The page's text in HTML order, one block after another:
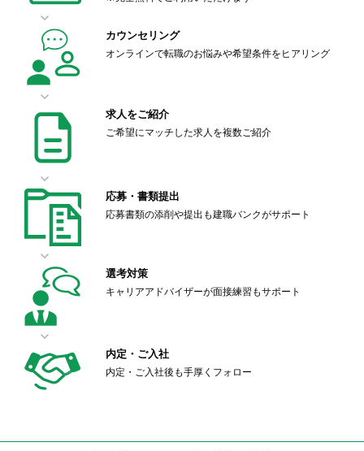
カウンセリング
オンラインで転職のお悩みや希望条件をヒアリング
求人をご紹介
ご希望にマッチした求人を複数ご紹介
応募・書類提出
応募書類の添削や提出も建職バンクがサポート
選考対策
キャリアアドバイザーが面接練習もサポート
内定・ご入社
内定・ご入社後も手厚くフォロー